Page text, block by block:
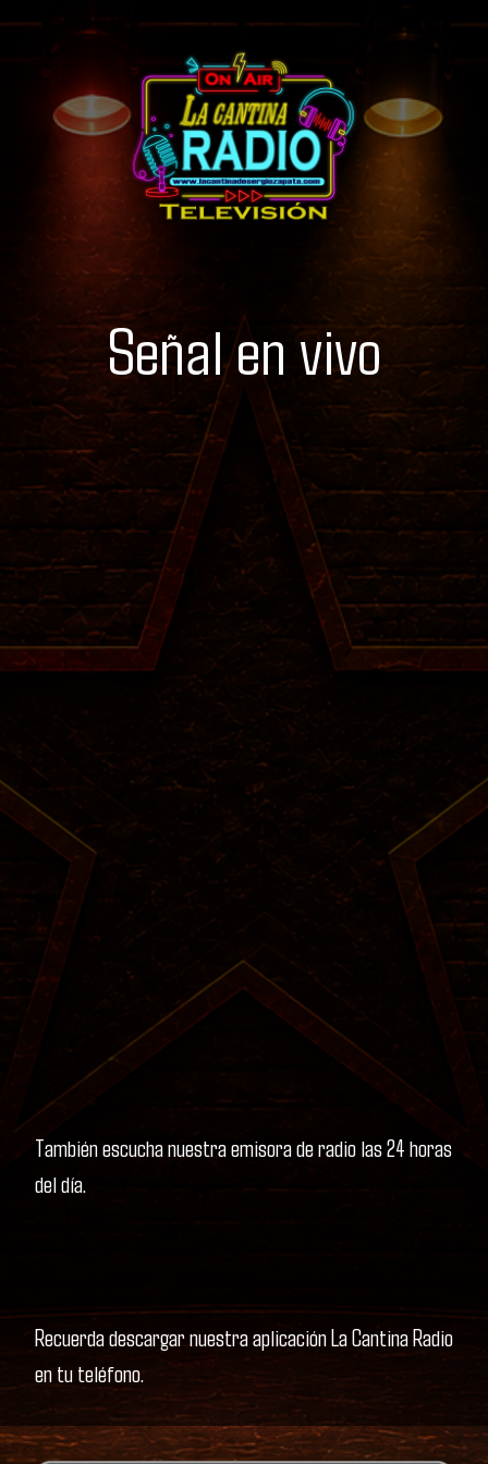
Señal en vivo
También escucha nuestra emisora de radio las 24 horas
del día.
Recuerda descargar nuestra aplicación La Cantina Radio
en tu teléfono.